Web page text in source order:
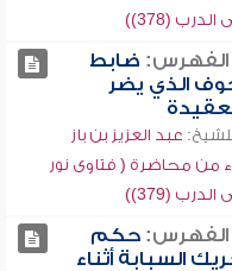
(378))
الفهرس: ضابط
الذي يضر
عبد العزيز بن باز
من محاضرة ( فتاوى نور
(379))
الفهرس:حكم
السبابة أثناء